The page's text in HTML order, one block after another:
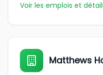
Voir les emplois et
Matthews